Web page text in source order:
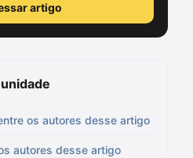
artigo
os autores desse artigo
autores desse artigo